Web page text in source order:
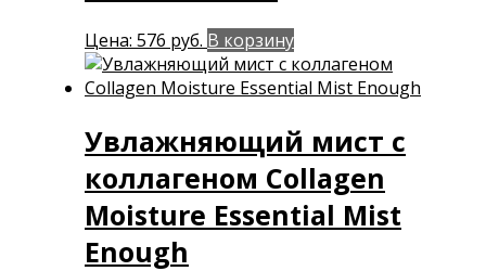
Цена: 576 руб. В корзину
Увлажняющий мист с
коллагеном Collagen
Moisture Essential Mist
Enough